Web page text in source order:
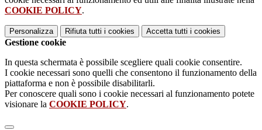
COOKIE POLICY.
Personalizza Rifiuta tutti i cookies Accetta tutti i cookies
Gestione cookie
In questa schermata è possibile scegliere quali cookie consentire.
I cookie necessari sono quelli che consentono il funzionamento della
piattaforma e non è possibile disabilitarli.
Per conoscere quali sono i cookie necessari al funzionamento potete
visionare la COOKIE POLICY.